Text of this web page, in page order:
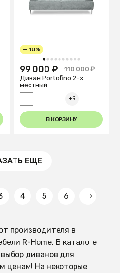
1 2 3 4 5 6 7 8 9 10
— 10%
99 000 ₽
110 000 ₽
Диван Portofino 2-х
местный
+9
В КОРЗИНУ
ЕЩЕ
4 5 6
производителя в
R-Home. В каталоге
диванов для
ценам! На некоторые